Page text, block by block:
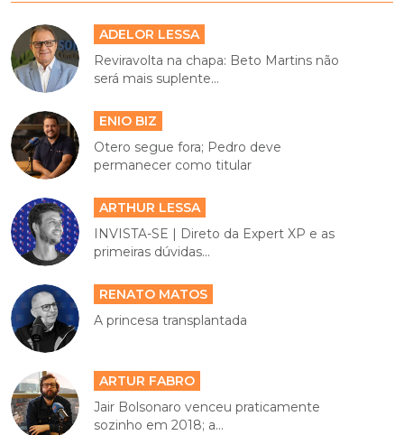
ADELOR LESSA
Reviravolta na chapa: Beto Martins não
será mais suplente...
ENIO BIZ
Otero segue fora; Pedro deve
permanecer como titular
ARTHUR LESSA
INVISTA-SE | Direto da Expert XP e as
primeiras dúvidas...
RENATO MATOS
A princesa transplantada
ARTUR FABRO
Jair Bolsonaro venceu praticamente
sozinho em 2018; a...